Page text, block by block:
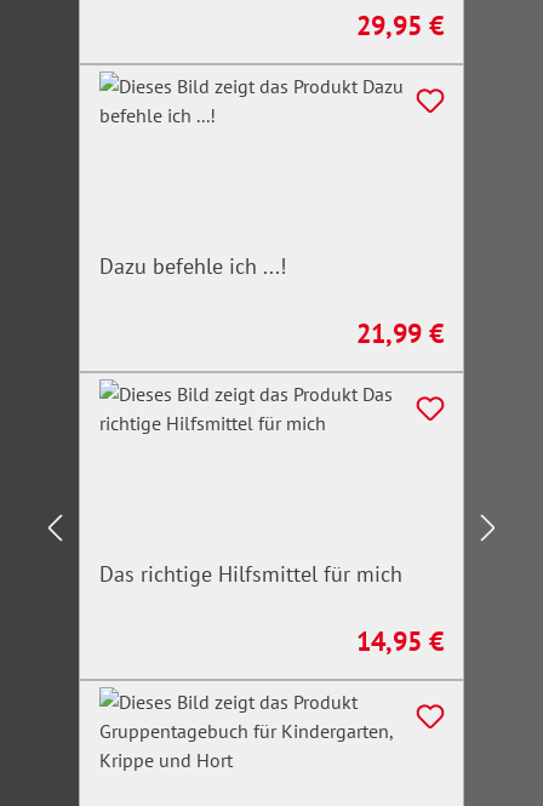
Regulärer Preis:
29,95 €
Dazu befehle ich ...!
Regulärer Preis:
21,99 €
Das richtige Hilfsmittel für mich
Regulärer Preis:
14,95 €